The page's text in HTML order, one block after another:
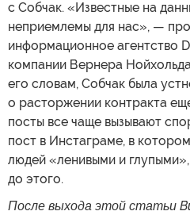
с Собчак. «Известные на
неприемлемы для нас», —
информационное агентство
компании Вернера
его словам, Собчак была
о расторжении контракта
посты все чаще вызывают
пост в Инстаграме, в
людей «ленивыми и
до этого.
После выхода этой статьи